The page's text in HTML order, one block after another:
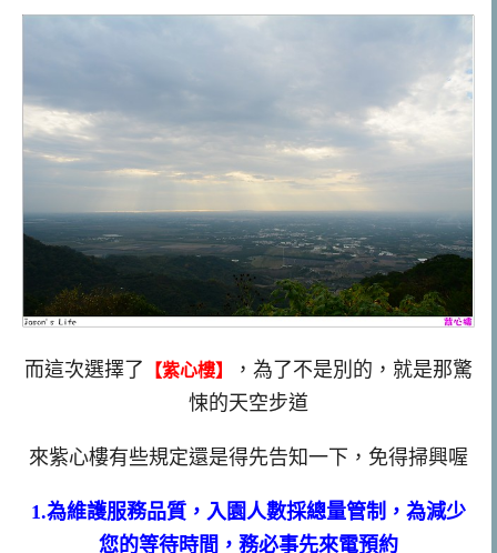
而這次選擇了 【紫心樓】
，為了不是別的，就是那驚
悚的天空步道
來紫心樓有些規定還是得先告知一下，免得掃興喔
1.為維護服務品質，入園人數採總量管制，為減少
您的等待時間，務必事先來電預約